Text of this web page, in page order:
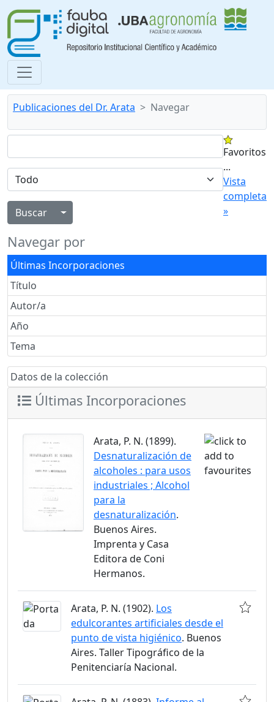
Publicaciones del Dr. Arata Navegar
Alternar menú desplegable
Favoritos
...
Vista
completa
»
Navegar por
Últimas Incorporaciones
Título
Autor/a
Año
Tema
Datos de la colección
Últimas Incorporaciones
Arata, P. N. (1899).
Desnaturalización de
alcoholes : para usos
industriales ; Alcohol
para la
desnaturalización.
Buenos Aires.
Imprenta y Casa
Editora de Coni
Hermanos.
Arata, P. N. (1902). Los
edulcorantes artificiales desde el
punto de vista higiénico. Buenos
Aires. Taller Tipográfico de la
Penitenciaría Nacional.